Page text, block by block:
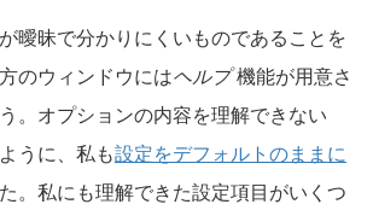
曖昧で分かりにくいものであることを
のウィンドウにはヘルプ機能が用意さ
。オプションの内容を理解できない
うに、私も設定をデフォルトのままに
。私にも理解できた設定項目がいくつ